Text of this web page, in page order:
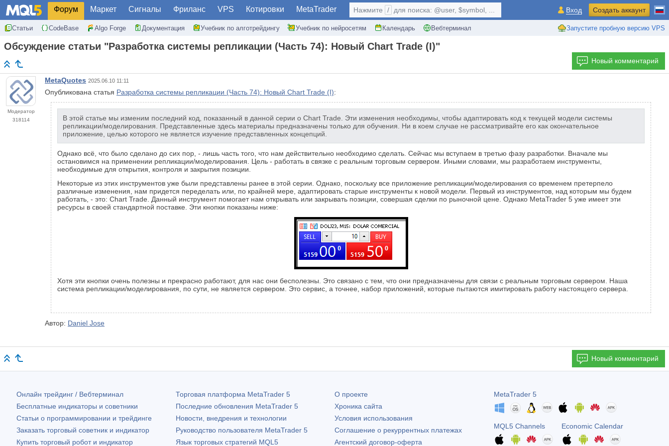
Форум Маркет Сигналы Фриланс VPS Котировки MetaTrader
Статьи CodeBase Algo Forge Документация Учебник по алготрейдингу Учебник по нейросетям Календарь Вебтерминал Запустите пробную версию VPS
Нажмите / для поиска: @user, $symbol, ... Вход Создать аккаунт
Обсуждение статьи "Разработка системы репликации (Часть 74): Новый Chart Trade (I)"
Новый комментарий
Модератор
318114
MetaQuotes 2025.06.10 11:11
Опубликована статья Разработка системы репликации (Часть 74): Новый Chart Trade (I):
В этой статье мы изменим последний код, показанный в данной серии о Chart Trade. Эти изменения необходимы, чтобы адаптировать код к текущей модели системы
репликации/моделирования. Представленные здесь материалы предназначены только для обучения. Ни в коем случае не рассматривайте его как окончательное
приложение, целью которого не является изучение представленных концепций.
Однако всё, что было сделано до сих пор, - лишь часть того, что нам действительно необходимо сделать. Сейчас мы вступаем в третью фазу разработки. Вначале мы
остановимся на применении репликации/моделирования. Цель - работать в связке с реальным торговым сервером. Иными словами, мы разработаем инструменты,
необходимые для открытия, контроля и закрытия позиции.
Некоторые из этих инструментов уже были представлены ранее в этой серии. Однако, поскольку все приложение репликации/моделирования со временем претерпело
различные изменения, нам придется переделать или, по крайней мере, адаптировать старые инструменты к новой модели. Первый из инструментов, над которым мы будем
работать, - это: Chart Trade. Данный инструмент помогает нам открывать или закрывать позиции, совершая сделки по рыночной цене. Однако MetaTrader 5 уже имеет эти
ресурсы в своей стандартной поставке. Эти кнопки показаны ниже:
Хотя эти кнопки очень полезны и прекрасно работают, для нас они бесполезны. Это связано с тем, что они предназначены для связи с реальным торговым сервером. Наша
система репликации/моделирования, по сути, не является сервером. Это сервис, а точнее, набор приложений, которые пытаются имитировать работу настоящего сервера.
Автор: Daniel Jose
Новый комментарий
Онлайн трейдинг / Вебтерминал
Бесплатные индикаторы и советники
Статьи о программировании и трейдинге
Заказать торговый советник и индикатор
Купить торговый робот и индикатор
Торговая платформа MetaTrader 5
Последние обновления MetaTrader 5
Новости, внедрения и технологии
Руководство пользователя MetaTrader 5
Язык торговых стратегий MQL5
О проекте
Хроника сайта
Условия использования
Соглашение о рекуррентных платежах
Агентский договор-оферта
MetaTrader 5
MQL5 Channels Economic Calendar